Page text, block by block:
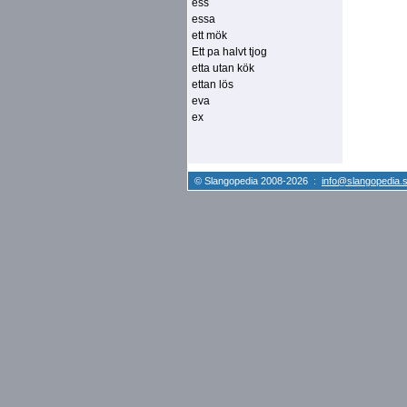
ess
essa
ett mök
Ett pa halvt tjog
etta utan kök
ettan lös
eva
ex
© Slangopedia 2008-2026 :